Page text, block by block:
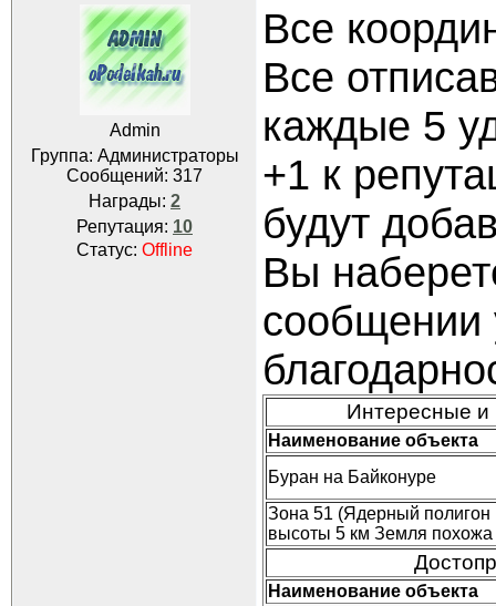
Admin
Группа: Администраторы
Сообщений: 317
Награды: 2
Репутация: 10
Статус: Offline
Все
Все
каждые 5
+1 к
будут
Вы
сообщении
Интересные и
Наименование объекта
Буран на Байконуре
Зона 51 (Ядерный
высоты 5 км Земля похожа
Наименование объекта